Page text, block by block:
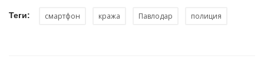
Теги: смартфон кража Павлодар полиция